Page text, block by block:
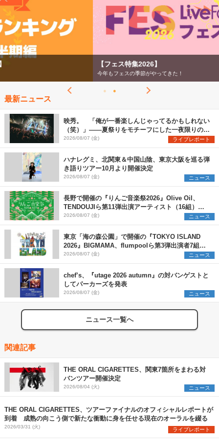
最新ニュース
映秀。 「俺が一番楽しんじゃってるかもしれない
（笑）」――夏祭りをモチーフにした一夜限りのス
ペシャルライブ『色祭』レポート
2026/08/07 (金) ライブレポート
ハナレグミ、北関東＆中国山陰、東京大阪を巡る弾
き語りツアー10月より開催決定
2026/08/07 (金) ニュース
長野で開催の『りんご音楽祭2026』Olive Oil、
TENDOUJIら第11弾出演アーティスト（16組）を
発表
2026/08/07 (金) ニュース
東京「海の森公園」で開催の『TOKYO ISLAND
2026』BIGMAMA、flumpoolら第3弾出演者7組を
発表 ワークショップ・アート出展者を募集
2026/08/07 (金) ニュース
chef’s、『utage 2026 autumn』の対バンゲストと
してパーカーズを発表
2026/08/07 (金) ニュース
ニュース一覧へ
関連記事
THE ORAL CIGARETTES、関東7箇所をまわる対
バンツアー開催決定
2026/08/04 (火) ニュース
THE ORAL CIGARETTES、ツアーファイナルのオフィシャルレポートが
到着 成熟の向こう側で新たな衝動に身を任せる現在のオーラルを綴る
2026/03/31 (火) ライブレポート